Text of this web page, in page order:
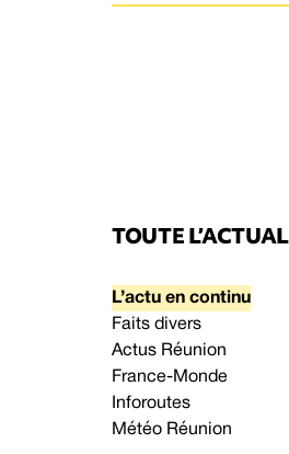
TOUTE
L’actu en continu
Faits divers
Actus Réunion
France-Monde
Inforoutes
Météo Réunion